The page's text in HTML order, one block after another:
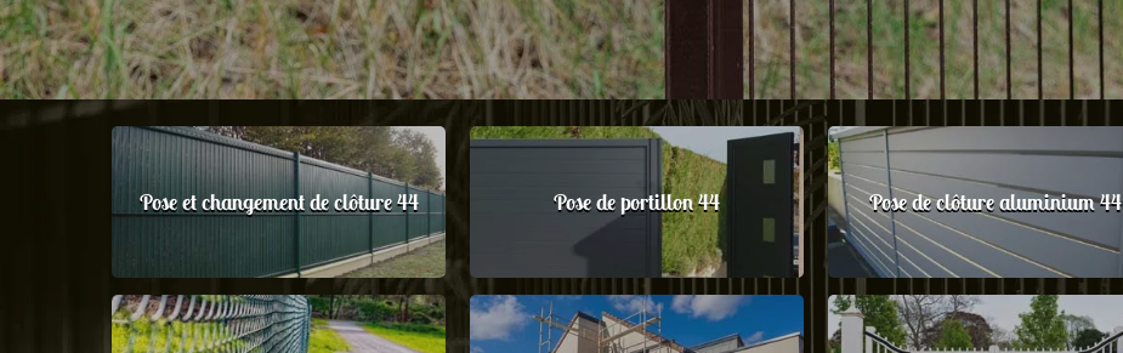
Pose et changement de clôture 44 Pose de portillon 44 Pose de clôture aluminium 44